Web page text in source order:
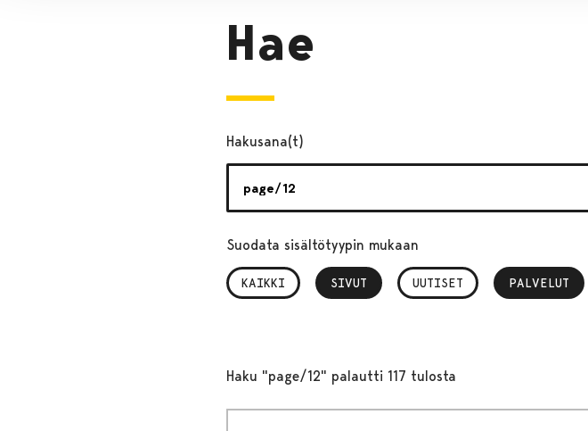
Hae
Hakusana(t)
Suodata sisältötyypin mukaan
KAIKKI SIVUT
, VALITTU UUTISET PALVELUT
, VALITTU
Haku "page/12" palautti 117 tulosta